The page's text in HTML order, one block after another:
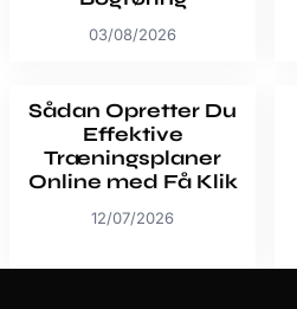
03/08/2026
Sådan Opretter Du
Effektive
Træningsplaner
Online med Få Klik
12/07/2026